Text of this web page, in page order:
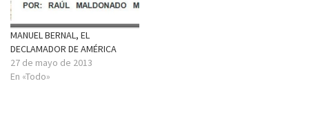
MANUEL BERNAL, EL
DECLAMADOR DE AMÉRICA
27 de mayo de 2013
En «Todo»